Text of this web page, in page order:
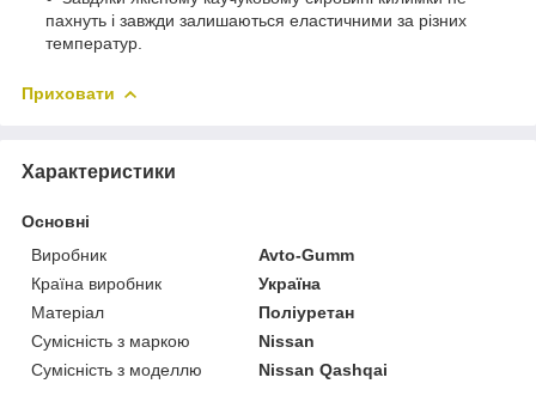
пахнуть і завжди залишаються еластичними за різних
температур.
Приховати
Характеристики
Основні
Виробник
Avto-Gumm
Країна виробник
Україна
Матеріал
Поліуретан
Сумісність з маркою
Nissan
Сумісність з моделлю
Nissan Qashqai